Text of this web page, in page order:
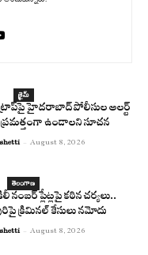
క్రైమ్
హైదరాబాద్ పోలీసుల అలర్ట్
ఉండాలని సూచన
- August 8, 2026
తెలంగాణ
ప్లేట్లపై కఠిన చర్యలు..
క్రిమినల్ కేసులు నమోదు
- August 8, 2026